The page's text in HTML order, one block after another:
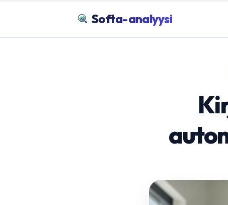
Softa-analyysi